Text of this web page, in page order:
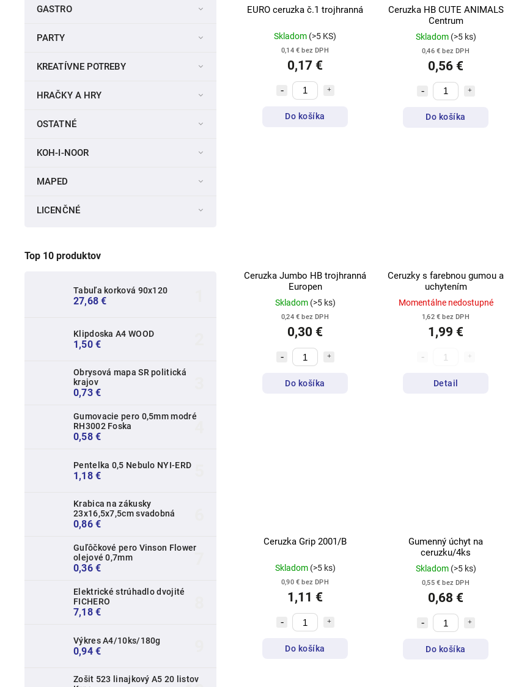
GASTRO
PARTY
KREATÍVNE POTREBY
HRAČKY A HRY
OSTATNÉ
KOH-I-NOOR
MAPED
LICENČNÉ
Top 10 produktov
Tabuľa korková 90x120
27,68 €
Klipdoska A4 WOOD
1,50 €
Obrysová mapa SR politická
krajov
0,73 €
Gumovacie pero 0,5mm modré
RH3002 Foska
0,58 €
Pentelka 0,5 Nebulo NYI-ERD
1,18 €
Krabica na zákusky
23x16,5x7,5cm svadobná
0,86 €
Guľôčkové pero Vinson Flower
olejové 0,7mm
0,36 €
Elektrické strúhadlo dvojité
FICHERO
7,18 €
Výkres A4/10ks/180g
0,94 €
Zošit 523 linajkový A5 20 listov
EURO ceruzka č.1 trojhranná
Skladom (>5 KS)
0,14 € bez DPH
0,17 €
Do košíka
Ceruzka HB CUTE ANIMALS
Centrum
Skladom (>5 ks)
0,46 € bez DPH
0,56 €
Do košíka
Ceruzka Jumbo HB trojhranná
Europen
Skladom (>5 ks)
0,24 € bez DPH
0,30 €
Do košíka
Ceruzky s farebnou gumou a
uchytením
Momentálne nedostupné
1,62 € bez DPH
1,99 €
Detail
Ceruzka Grip 2001/B
Skladom (>5 ks)
0,90 € bez DPH
1,11 €
Do košíka
Gumenný úchyt na
ceruzku/4ks
Skladom (>5 ks)
0,55 € bez DPH
0,68 €
Do košíka